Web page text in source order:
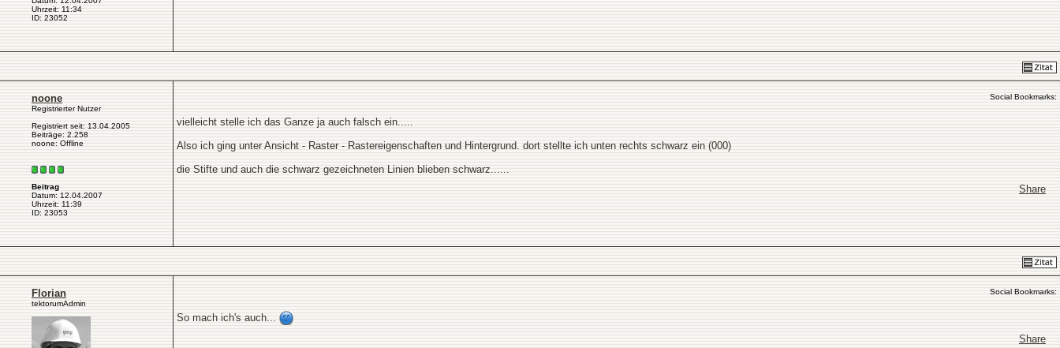
Uhrzeit: 11:34
ID: 23052
noone
Registrierter Nutzer
Registriert seit: 13.04.2005
Beiträge: 2.258
noone: Offline
Beitrag
Datum: 12.04.2007
Uhrzeit: 11:39
ID: 23053
Social Bookmarks:
vielleicht stelle ich das Ganze ja auch falsch ein.....
Also ich ging unter Ansicht - Raster - Rastereigenschaften und Hintergrund. dort stellte ich unten rechts schwarz ein (000)
die Stifte und auch die schwarz gezeichneten Linien blieben schwarz......
Share
Florian
tektorumAdmin
Social Bookmarks:
So mach ich's auch...
Share